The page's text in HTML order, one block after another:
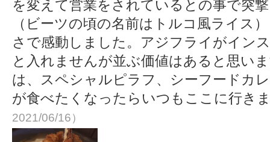
を変えて営業をされているとの事で突
（ビーツの頃の名前はトルコ風ライス
さで感動しました。アジフライがイン
と入れませんが並ぶ価値はあると思い
は、スペシャルピラフ、シーフードカ
が食べたくなったらいつもここに行き
2021/06/16）